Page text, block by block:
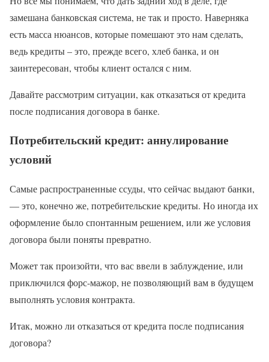
замешана банковская система, не так и просто. Наверняка
есть масса нюансов, которые помешают это нам сделать,
ведь кредиты – это, прежде всего, хлеб банка, и он
заинтересован, чтобы клиент остался с ним.
Давайте рассмотрим ситуации, как отказаться от кредита
после подписания договора в банке.
Потребительский кредит: аннулирование
условий
Самые распространенные ссуды, что сейчас выдают банки,
— это, конечно же, потребительские кредиты. Но иногда их
оформление было спонтанным решением, или же условия
договора были поняты превратно.
Может так произойти, что вас ввели в заблуждение, или
приключился форс-мажор, не позволяющий вам в будущем
выполнять условия контракта.
Итак, можно ли отказаться от кредита после подписания
договора?